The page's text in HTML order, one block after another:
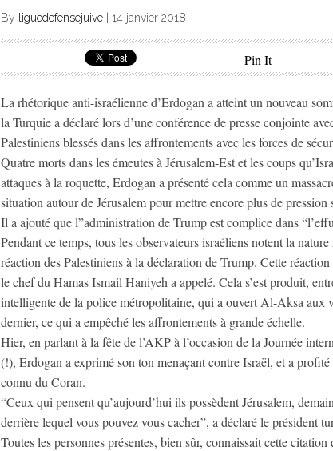
By liguedefensejuive 14 janvier 2018
Pin It
La rhétorique anti-israélienne d’Erdogan a atteint un nouveau
la Turquie a déclaré lors d’une conférence de presse conjointe
Palestiniens blessés dans les affrontements avec les forces de
Quatre morts dans les émeutes à Jérusalem-Est et les coups
attaques à la roquette, Erdogan a présenté cela comme un
situation autour de Jérusalem pour mettre encore plus de pression
Il a ajouté que l”administration de Trump est complice dans
Pendant ce temps, tous les observateurs israéliens notent la
réaction des Palestiniens à la déclaration de Trump. Cette
le chef du Hamas Ismail Haniyeh a appelé. Cela s’est produit,
intelligente de la police métropolitaine, qui a ouvert Al-Aksa aux
dernier, ce qui a empêché les affrontements à grande échelle.
Hier, en parlant à la fête de l’AKP à l’occasion de la Journée
(!), Erdogan a exprimé son ton menaçant contre Israël, et a
connu du Coran.
“Ceux qui pensent qu’aujourd’hui ils possèdent Jérusalem,
derrière lequel vous pouvez vous cacher”, a déclaré le président
Toutes les personnes présentes, bien sûr, connaissait cette